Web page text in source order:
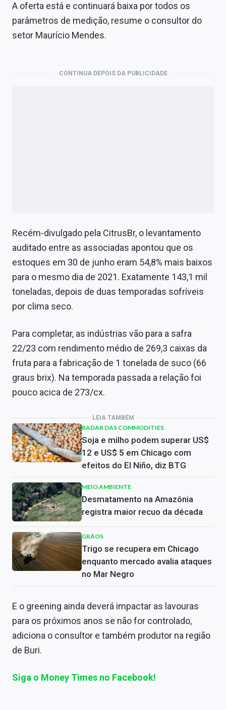
A oferta está e continuará baixa por todos os
parâmetros de medição, resume o consultor do
setor Maurício Mendes.
CONTINUA DEPOIS DA PUBLICIDADE
Recém-divulgado pela CitrusBr, o levantamento
auditado entre as associadas apontou que os
estoques em 30 de junho eram 54,8% mais baixos
para o mesmo dia de 2021. Exatamente 143,1 mil
toneladas, depois de duas temporadas sofríveis
por clima seco.
Para completar, as indústrias vão para a safra
22/23 com rendimento médio de 269,3 caixas da
fruta para a fabricação de 1 tonelada de suco (66
graus brix). Na temporada passada a relação foi
pouco acica de 273/cx.
LEIA TAMBÉM
RADAR DAS COMMODITIES
Soja e milho podem superar US$
12 e US$ 5 em Chicago com
efeitos do El Niño, diz BTG
MEIO AMBIENTE
Desmatamento na Amazônia
registra maior recuo da década
GRÃOS
Trigo se recupera em Chicago
enquanto mercado avalia ataques
no Mar Negro
E o greening ainda deverá impactar as lavouras
para os próximos anos se não for controlado,
adiciona o consultor e também produtor na região
de Buri.
Siga o Money Times no Facebook!